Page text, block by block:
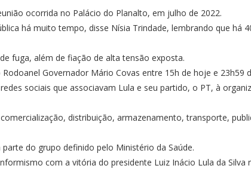
ocorrida no Palácio do Planalto, em julho de 2022.
há muito tempo, disse Nísia Trindade, lembrando que há
fuga, além de fiação de alta tensão exposta.
Governador Mário Covas entre 15h de hoje e 23h59
sociais que associavam Lula e seu partido, o PT, à
distribuição, armazenamento, transporte,
do grupo definido pelo Ministério da Saúde.
com a vitória do presidente Luiz Inácio Lula da Silva